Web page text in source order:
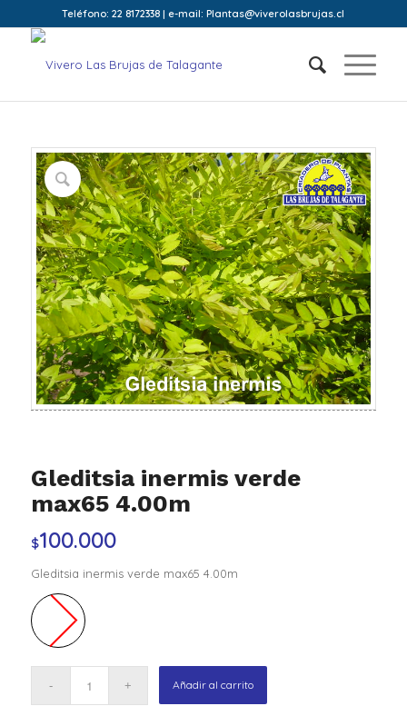
Teléfono: 22 8172338 | e-mail: Plantas@viverolasbrujas.cl
Gleditsia inermis verde
max65 4.00m
$100.000
Gleditsia inermis verde max65 4.00m
Añadir al carrito